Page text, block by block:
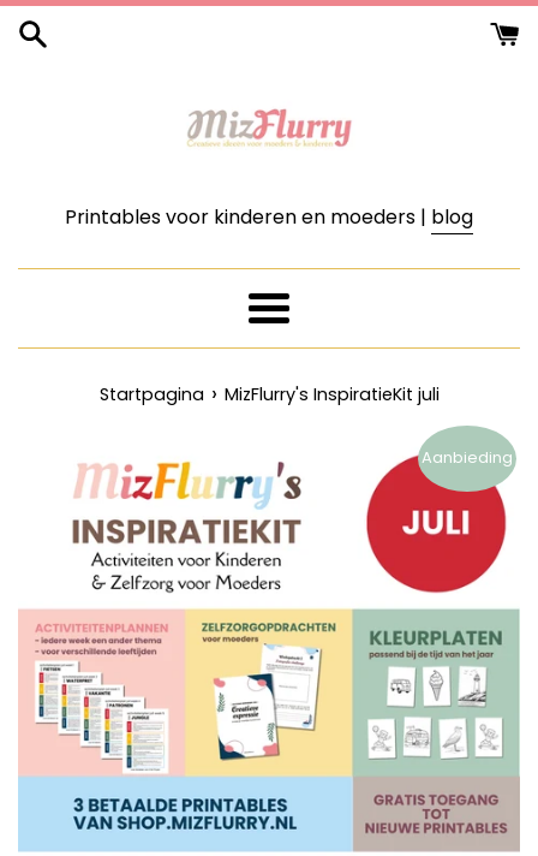
Meteen
naar
Printables voor kinderen en moeders | blog
Menu
Startpagina › MizFlurry's InspiratieKit juli
Aanbieding